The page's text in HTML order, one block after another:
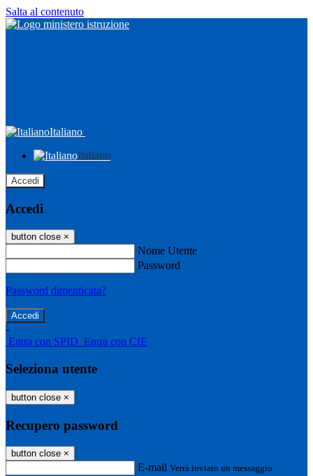
Salta al contenuto
Italiano
Italiano
Accedi
Accedi
button close ×
Nome Utente
Password
Password dimenticata?
-
Entra con SPID Entra con CIE
Seleziona utente
button close ×
Recupero password
button close ×
E-mail Verrà inviato un messaggio